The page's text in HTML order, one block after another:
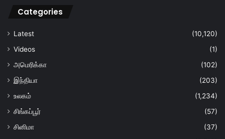
Categories
Latest
(10,120)
Videos
(1)
அமெரிக்கா
(102)
இந்தியா
(203)
உலகம்
(1,234)
சிங்கப்பூர்
(57)
சினிமா
(37)